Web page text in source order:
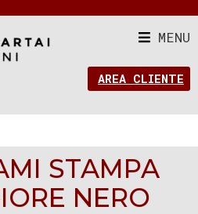
MENU
AREA CLIENTE
STAMPA
NERO